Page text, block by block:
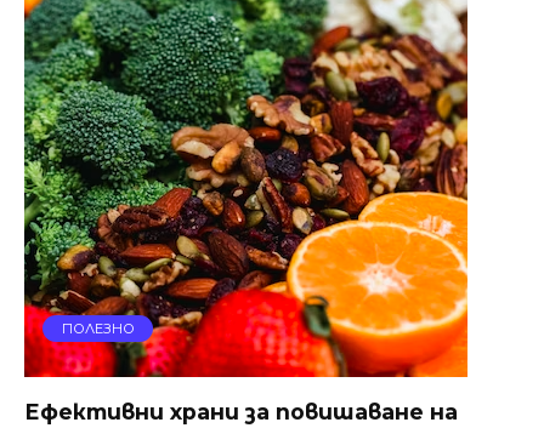
ПОЛЕЗНО
Ефективни храни за повишаване на